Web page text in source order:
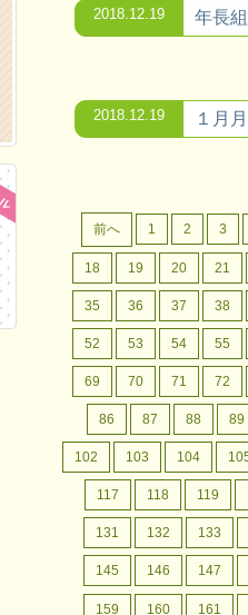
2018.12.19 年長
2018.12.19 １月
前へ 1 2 3
18 19 20 21
35 36 37 38
52 53 54 55
69 70 71 72
86 87 88 89
102 103 104
117 118 119
131 132 133
145 146 147
159 160 161